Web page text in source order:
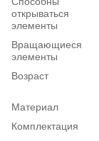
открываться
элементы
Вращающиеся
элементы
Возраст
Материал
Комплектация